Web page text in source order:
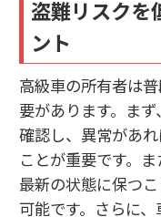
盗難リスクを
ント
高級車の所有者は
要があります。ま
確認し、異常があ
ことが重要です。
最新の状態に保つ
可能です。さらに